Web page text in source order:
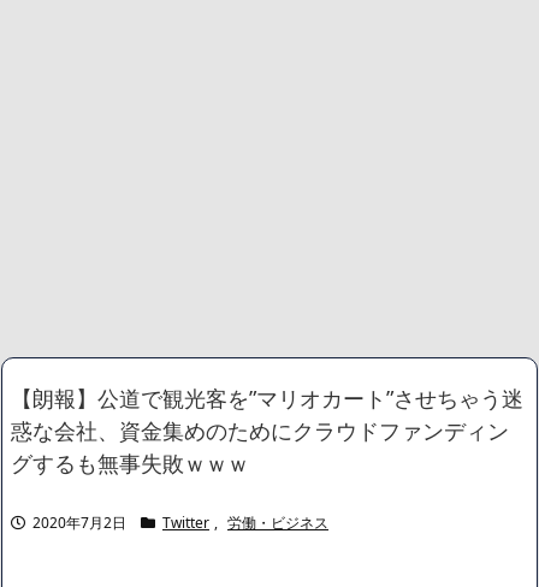
ろ」NEW!
中国外交部「日本は被害者面やめて、原爆落とされた状況を反省
すべき」NEW!
【画像】 今のクソガキ共、これを見たこと無くて渡されたらパニ
クるらしいｗｗｗｗｗｗｗｗｗｗｗｗｗ
【画像】 16歳でこのお◯ぱいはいかんでしょｗｗｗwｗｗｗｗｗ
【画像】思わず保存したくなる「笑える画像・最高な画像」貼っ
【朗報】公道で観光客を”マリオカート”させちゃう迷
惑な会社、資金集めのためにクラウドファンディン
グするも無事失敗ｗｗｗ
2020年7月2日 Twitter , 労働・ビジネス